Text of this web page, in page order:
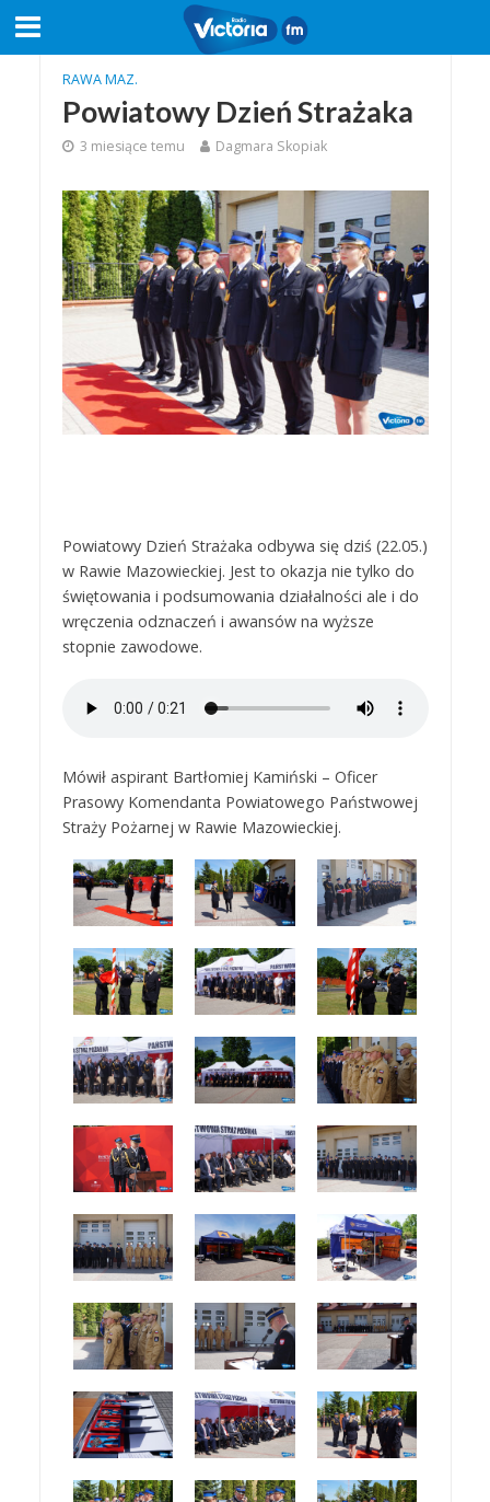
RAWA MAZ.
Powiatowy Dzień Strażaka
3 miesiące temu Dagmara Skopiak
Powiatowy Dzień Strażaka odbywa się dziś (22.05.)
w Rawie Mazowieckiej. Jest to okazja nie tylko do
świętowania i podsumowania działalności ale i do
wręczenia odznaczeń i awansów na wyższe
stopnie zawodowe.
Mówił aspirant Bartłomiej Kamiński – Oficer
Prasowy Komendanta Powiatowego Państwowej
Straży Pożarnej w Rawie Mazowieckiej.